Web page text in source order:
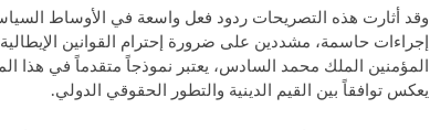
وقد أثارت هذه التصريحات ردود فعل واسعة في الأوساط
إجراءات حاسمة، مشددين على ضرورة إحترام القوانين
المؤمنين الملك محمد السادس، يعتبر نموذجاً متقدماً في هذا
يعكس توافقاً بين القيم الدينية والتطور الحقوقي الدولي.